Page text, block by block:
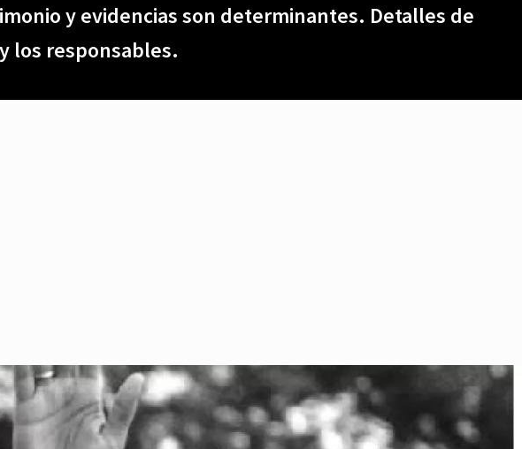
y evidencias son determinantes. Detalles de
los responsables.